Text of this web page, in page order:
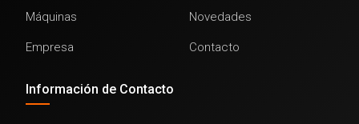
Máquinas
Empresa
Novedades
Contacto
Información de Contacto